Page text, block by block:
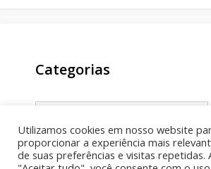
Categorias
Categorias
Utilizamos cookies em nosso website
proporcionar a experiência mais
de suas preferências e visitas repetidas.